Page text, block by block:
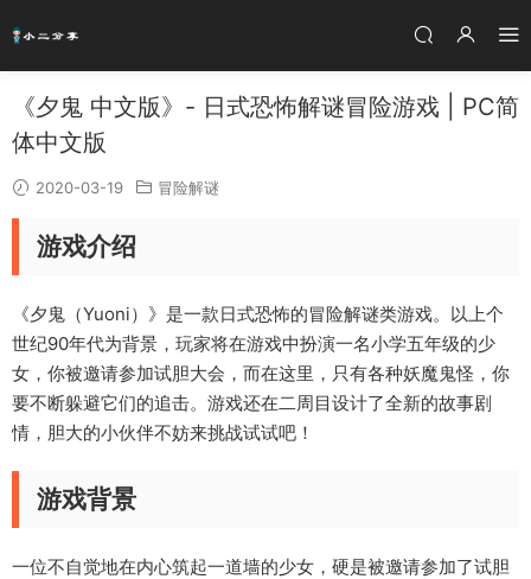
《夕鬼 中文版》- 日式恐怖解谜冒险游戏 | PC简
体中文版
2020-03-19 冒险解谜
游戏介绍
《夕鬼（Yuoni）》是一款日式恐怖的冒险解谜类游戏。以上个
世纪90年代为背景，玩家将在游戏中扮演一名小学五年级的少
女，你被邀请参加试胆大会，而在这里，只有各种妖魔鬼怪，你
要不断躲避它们的追击。游戏还在二周目设计了全新的故事剧
情，胆大的小伙伴不妨来挑战试试吧！
游戏背景
一位不自觉地在内心筑起一道墙的少女，硬是被邀请参加了试胆